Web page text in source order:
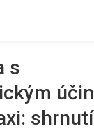
s
shrnutí